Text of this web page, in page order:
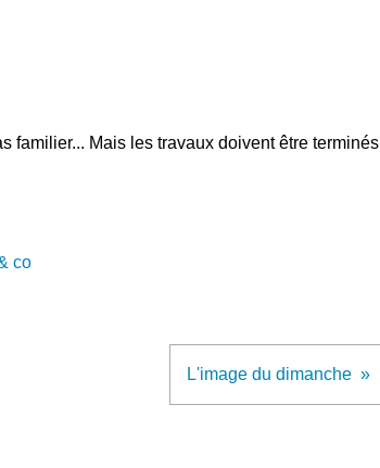
familier... Mais les travaux doivent être terminés
co
L'image du dimanche